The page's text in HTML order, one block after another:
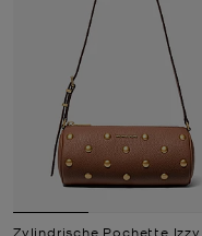
Zylindrische Pochette Izzy